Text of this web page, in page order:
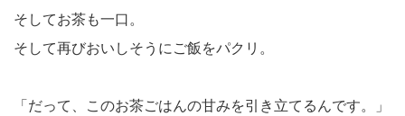
そしてお茶も一口。
そして再びおいしそうにご飯をパクリ。
「だって、このお茶ごはんの甘みを引き立てるんです。」